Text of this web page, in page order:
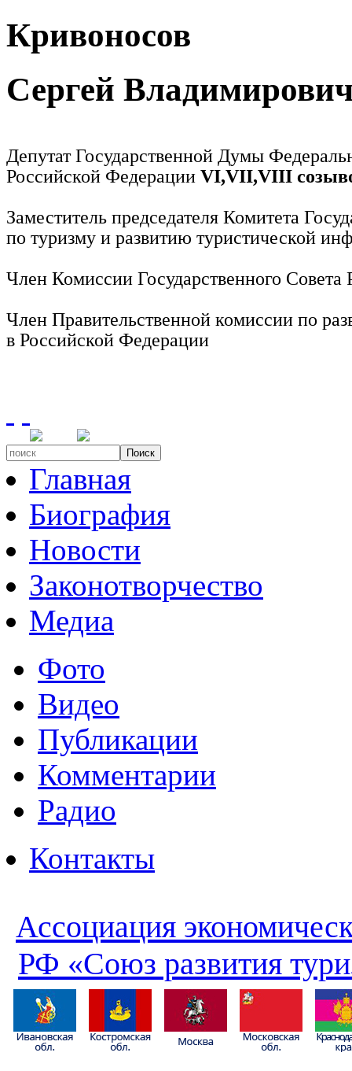
Кривоносов
Сергей
Депутат Государственной Думы
Российской Федерации VI,VII,VIII
Заместитель председателя Комитета
по туризму и развитию туристической
Член Комиссии Государственного
Член Правительственной комиссии по
в Российской Федерации
Поиск
Главная
Биография
Новости
Законотворчество
Медиа
Фото
Видео
Публикации
Комментарии
Радио
Контакты
Ассоциация
РФ «Союз развития